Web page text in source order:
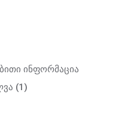
ინფორმაცია
(1)